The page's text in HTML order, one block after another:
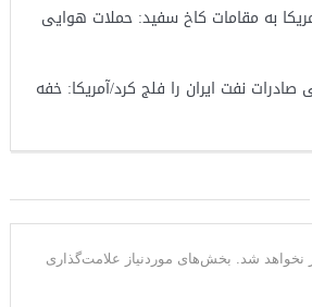
به مقامات کاخ سفید: حملات هوایی
صادرات نفت ایران را فلج کرد/آمریکا: خفه
نخواهد شد.
بخش‌های موردنیاز علامت‌گذاری